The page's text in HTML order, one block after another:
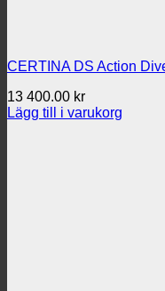
CERTINA DS Action
13 400.00 kr
Lägg till i varukorg